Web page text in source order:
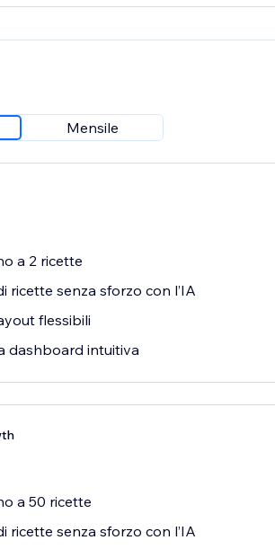
Mensile
a 2 ricette
ricette senza sforzo con l’IA
flessibili
dashboard intuitiva
a 50 ricette
ricette senza sforzo con l’IA